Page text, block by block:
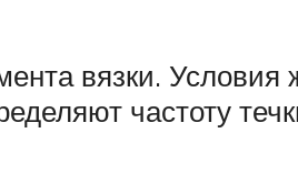
вязки. Условия
частоту